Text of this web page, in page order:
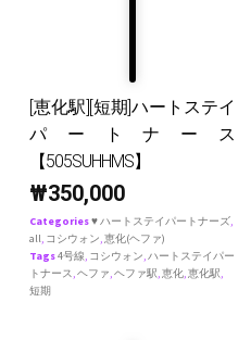
[恵化駅][短期]ハートステイ
パートナース
【505SUHHMS】
₩350,000
Categories♥ ハートステイパートナーズ,
all, コシウォン,恵化(ヘファ)
Tags4号線, コシウォン,ハートステイパー
トナース,ヘファ,ヘファ駅,恵化,恵化駅,
短期